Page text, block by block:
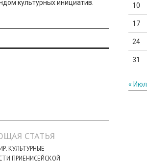
культурных инициатив.
СТАТЬЯ
КУЛЬТУРНЫЕ
ПРИЕНИСЕЙСКОЙ
10
17
24
31
« Июл